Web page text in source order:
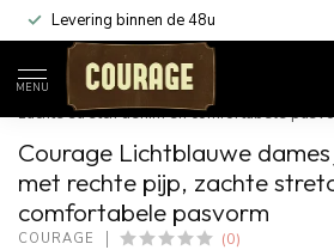
Levering binnen de 48u
MENU
Home
Lichtblauwe dames jeans 7/8
zachte stretch denim en comfortabele
Courage Lichtblauwe
met rechte pijp, zachte
comfortabele pasvorm
COURAGE (0)